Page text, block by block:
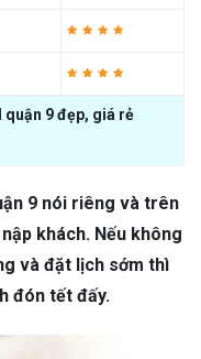
9 đẹp, giá rẻ
9 nói riêng và trên
khách. Nếu không
và đặt lịch sớm thì
đón tết đấy.